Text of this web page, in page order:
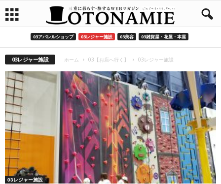
03アパレルショップ 03レジャー施設 03美容 03雑貨屋・花屋・本屋
03レジャー施設 ホーム 03【お店へ行く】 03レジャー施設
03レジャー施設